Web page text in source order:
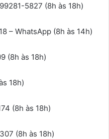
5827 (8h às 18h)
– WhatsApp (8h às 14h)
(8h às 18h)
18h)
(8h às 18h)
(8h às 18h)